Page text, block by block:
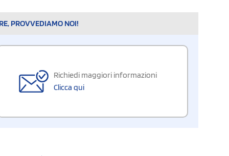
PROVVEDIAMO NOI!
Richiedi maggiori informazioni
Clicca qui